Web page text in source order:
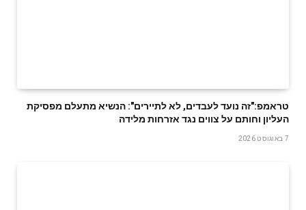
טראמפ:"זה נועד לעבדים, לא לתיירים": הנשיא מתעלם מפסיקת
העליון וחותם על צווים נגד אזרחות מלידה
7 באוגוסט 2026